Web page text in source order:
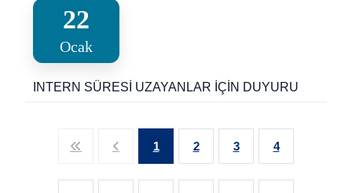
22
Ocak
INTERN SÜRESİ UZAYANLAR İÇİN DUYURU
1 2 3 4